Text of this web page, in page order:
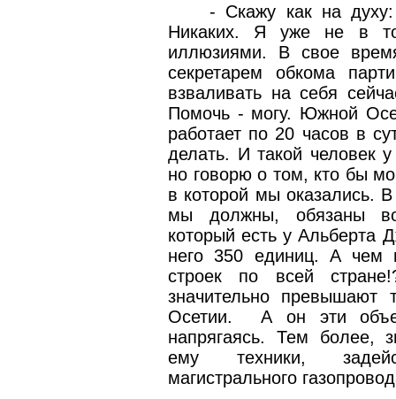
- Скажу как на
Никаких. Я уже не в
иллюзиями. В свое
секретарем обкома
взваливать на себя
Помочь - могу. Южной
работает по 20 часов в
делать. И такой человек
но говорю о том, кто бы
в которой мы оказались.
мы должны, обязаны
который есть у Альберта
него 350 единиц. А чем
строек по всей
значительно превышают
Осетии.
А он эти
напрягаясь. Тем более,
ему техники,
магистрального